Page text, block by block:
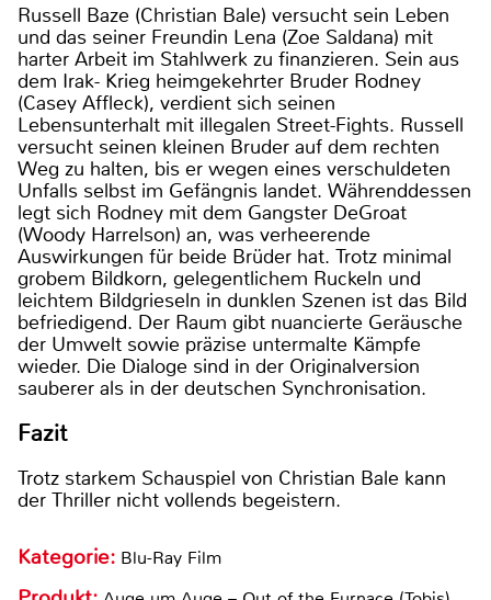
Russell Baze (Christian Bale) versucht sein Leben
und das seiner Freundin Lena (Zoe Saldana) mit
harter Arbeit im Stahlwerk zu finanzieren. Sein aus
dem Irak- Krieg heimgekehrter Bruder Rodney
(Casey Affleck), verdient sich seinen
Lebensunterhalt mit illegalen Street-Fights. Russell
versucht seinen kleinen Bruder auf dem rechten
Weg zu halten, bis er wegen eines verschuldeten
Unfalls selbst im Gefängnis landet. Währenddessen
legt sich Rodney mit dem Gangster DeGroat
(Woody Harrelson) an, was verheerende
Auswirkungen für beide Brüder hat. Trotz minimal
grobem Bildkorn, gelegentlichem Ruckeln und
leichtem Bildgrieseln in dunklen Szenen ist das Bild
befriedigend. Der Raum gibt nuancierte Geräusche
der Umwelt sowie präzise untermalte Kämpfe
wieder. Die Dialoge sind in der Originalversion
sauberer als in der deutschen Synchronisation.
Fazit
Trotz starkem Schauspiel von Christian Bale kann
der Thriller nicht vollends begeistern.
Kategorie: Blu-Ray Film